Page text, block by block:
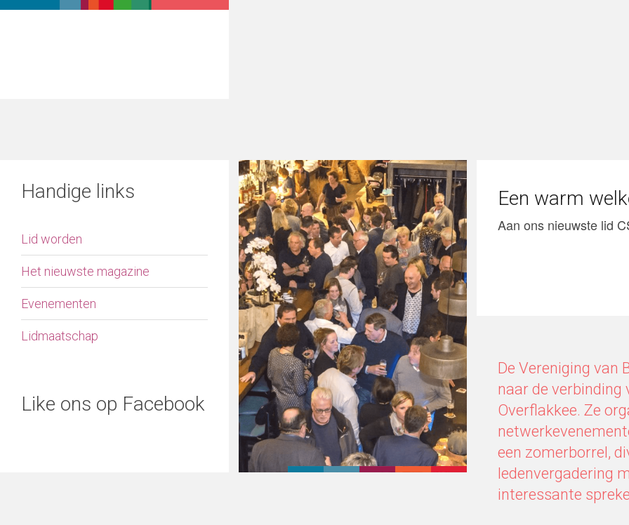
Handige links
Lid worden
Het nieuwste magazine
Evenementen
Lidmaatschap
Like ons op Facebook
Een warm
Aan ons nieuwste lid
De Vereniging van
naar de verbinding
Overflakkee. Ze
een zomerborrel,
ledenvergadering
interessante